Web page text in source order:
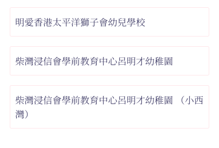
明愛香港太平洋獅子會幼兒學校
柴灣浸信會學前教育中心呂明才幼稚園
柴灣浸信會學前教育中心呂明才幼稚園 （小西
灣）